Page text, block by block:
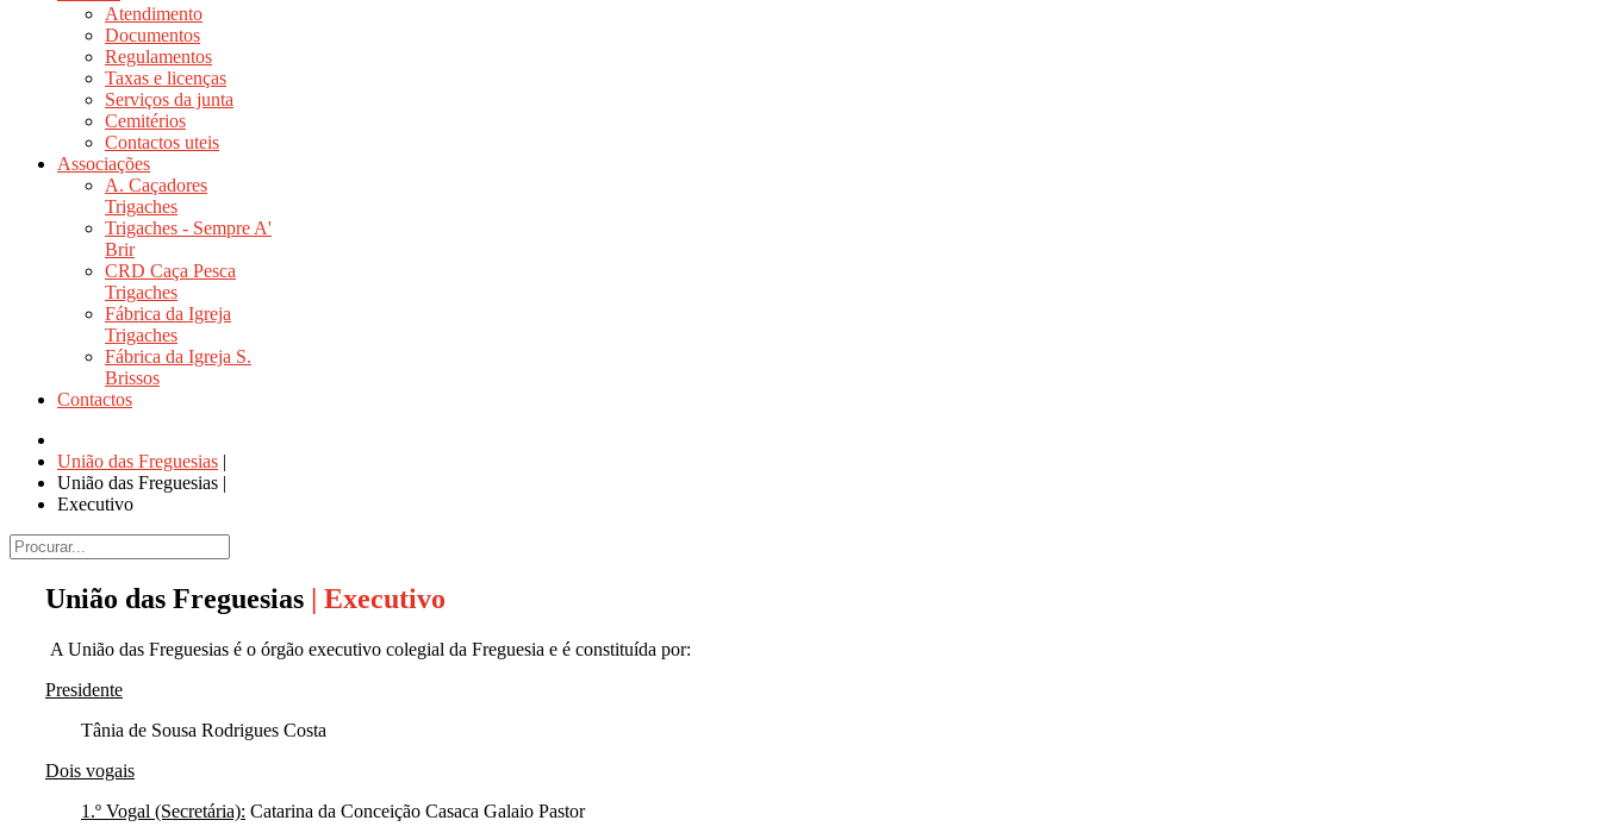
Atendimento
Documentos
Regulamentos
Taxas e licenças
Serviços da junta
Cemitérios
Contactos uteis
Associações
A. Caçadores
Trigaches
Trigaches - Sempre A'
Brir
CRD Caça Pesca
Trigaches
Fábrica da Igreja
Trigaches
Fábrica da Igreja S.
Brissos
Contactos
União das Freguesias |
União das Freguesias |
Executivo
União das Freguesias | Executivo
A União das Freguesias é o órgão executivo colegial da Freguesia e é constituída por:
Presidente
Tânia de Sousa Rodrigues Costa
Dois vogais
1.º Vogal (Secretária): Catarina da Conceição Casaca Galaio Pastor